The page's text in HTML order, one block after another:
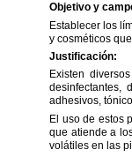
Objetivo y
Establecer los
y cosméticos que
Justificación:
Existen diversos
desinfectantes,
adhesivos,
El uso de estos
que atiende a
volátiles en las